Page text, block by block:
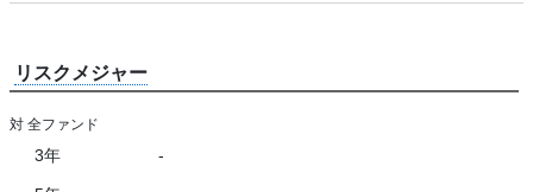
リスクメジャー
対 全ファンド
3年 -